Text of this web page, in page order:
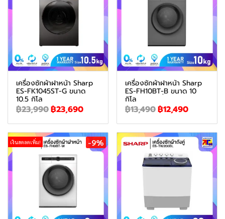
เครื่องซักผ้าฝาหน้า Sharp
ES-FK1045ST-G ขนาด
10.5 กิโล
฿23,990฿23,690
เครื่องซักผ้าฝาหน้า Sharp
ES-FH10BT-ฺB ขนาด 10
กิโล
฿13,490฿12,490
เงินสดลดเพิ่ม! -9%